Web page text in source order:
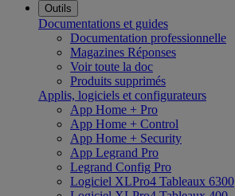
Outils
Documentations et guides
Documentation professionnelle
Magazines Réponses
Voir toute la doc
Produits supprimés
Applis, logiciels et configurateurs
App Home + Pro
App Home + Control
App Home + Security
App Legrand Pro
Legrand Config Pro
Logiciel XLPro4 Tableaux 6300